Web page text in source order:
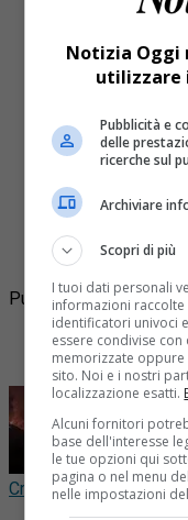
Ritrovano
aveva
Ritrovano
un incidente:
Sostegno.
partecipato a un...
Pubblicità
Ultime
I più letti
Cronaca17 minuti fa
Notizia Oggi
utilizzare
Pubblicità e
delle
ricerche sul
Archiviare
Scopri di più
I tuoi dati personali
informazioni
identificatori univoci
essere condivise
memorizzate oppure
sito. Noi e i nostri
localizzazione esatti.
Alcuni fornitori
base dell'interesse
le tue opzioni qui
pagina o nel menu
nelle impostazioni